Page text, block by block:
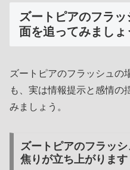
ズートピアのフラ
面を追ってみましょ
ズートピアのフラッシュの
も、実は情報提示と感情の
みましょう。
ズートピアのフラッ
焦りが立ち上がります